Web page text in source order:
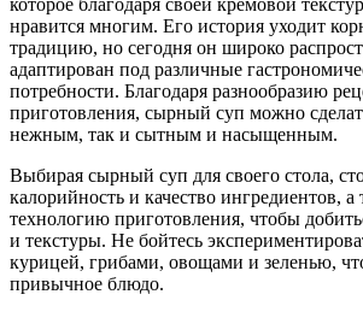
нравится многим. Его история уходит
традицию, но сегодня он широко
адаптирован под различные
потребности. Благодаря разнообразию
приготовления, сырный суп можно
нежным, так и сытным и насыщенным.
Выбирая сырный суп для своего стола,
калорийность и качество ингредиентов, а
технологию приготовления, чтобы
и текстуры. Не бойтесь
курицей, грибами, овощами и зеленью,
привычное блюдо.